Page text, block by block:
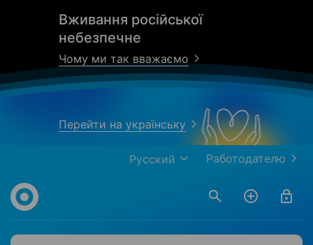
Вживання російської
небезпечне
Чому ми так вважаємо
Перейти на українську
Работодателю
Русский